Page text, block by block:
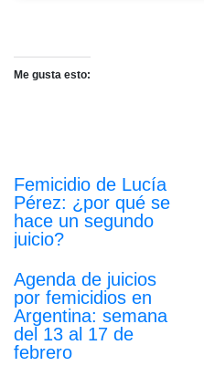
Me gusta esto:
Femicidio de Lucía
Pérez: ¿por qué se
hace un segundo
juicio?
Agenda de juicios
por femicidios en
Argentina: semana
del 13 al 17 de
febrero